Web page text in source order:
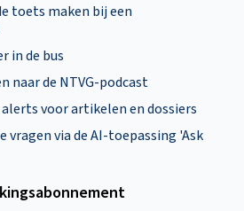
toets maken bij een
in de bus
naar de NTVG-podcast
voor artikelen en dossiers
vragen via de AI-toepassing 'Ask